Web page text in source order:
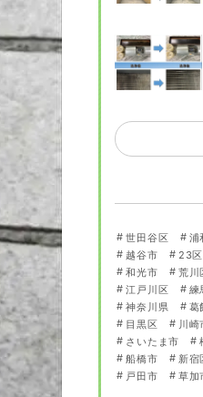
世田谷区 浦
越谷市
23区
和光市
荒川
江戸川区
練
神奈川県
葛
目黒区
川崎
さいたま市
船橋市
新宿
戸田市
草加